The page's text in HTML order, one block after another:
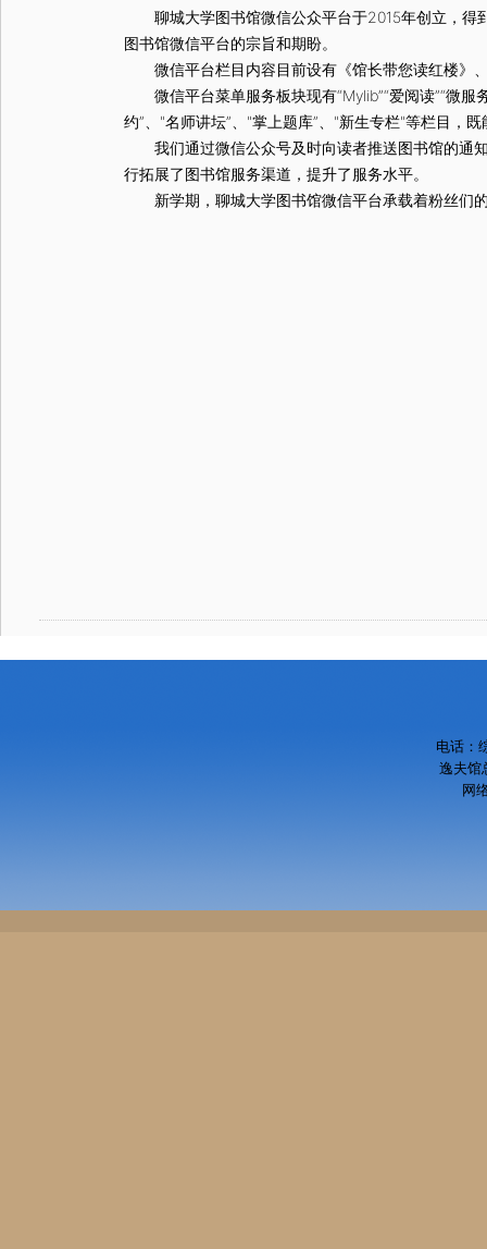
聊城大学图书馆微信公众平台于2015年创立，得
图书馆微信平台的宗旨和期盼。
微信平台栏目内容目前设有《馆长带您读红楼》、
微信平台菜单服务板块现有“Mylib”“爱阅读”“微服
约”、"名师讲坛”、"掌上题库”、"新生专栏"等栏目，
我们通过微信公众号及时向读者推送图书馆的通知
行拓展了图书馆服务渠道，提升了服务水平。
新学期，聊城大学图书馆微信平台承载着粉丝们
电话：
逸夫馆
网